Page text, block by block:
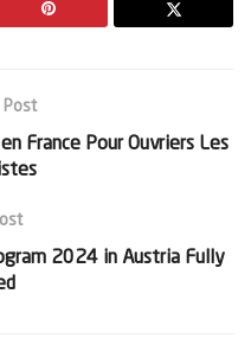
Post
France Pour Ouvriers Les
2024 in Austria Fully